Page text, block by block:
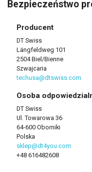
Bezpieczeństwo
Producent
DT Swiss
Längfeldweg 101
2504 Biel/Bienne
Szwajcaria
techusa@dtswiss.com
Osoba
DT Swiss
Ul. Towarowa 36
64-600 Oborniki
Polska
sklep@dt4you.com
+48 616482608